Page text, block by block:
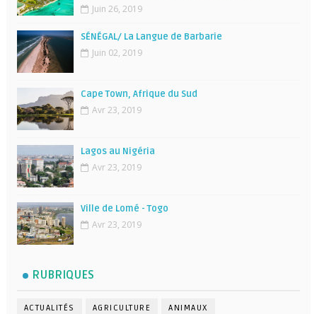
Juin 26, 2019
SÉNÉGAL/ La Langue de Barbarie
Juin 02, 2019
Cape Town, Afrique du Sud
Avr 23, 2019
Lagos au Nigéria
Avr 23, 2019
Ville de Lomé - Togo
Avr 23, 2019
RUBRIQUES
ACTUALITÉS AGRICULTURE ANIMAUX